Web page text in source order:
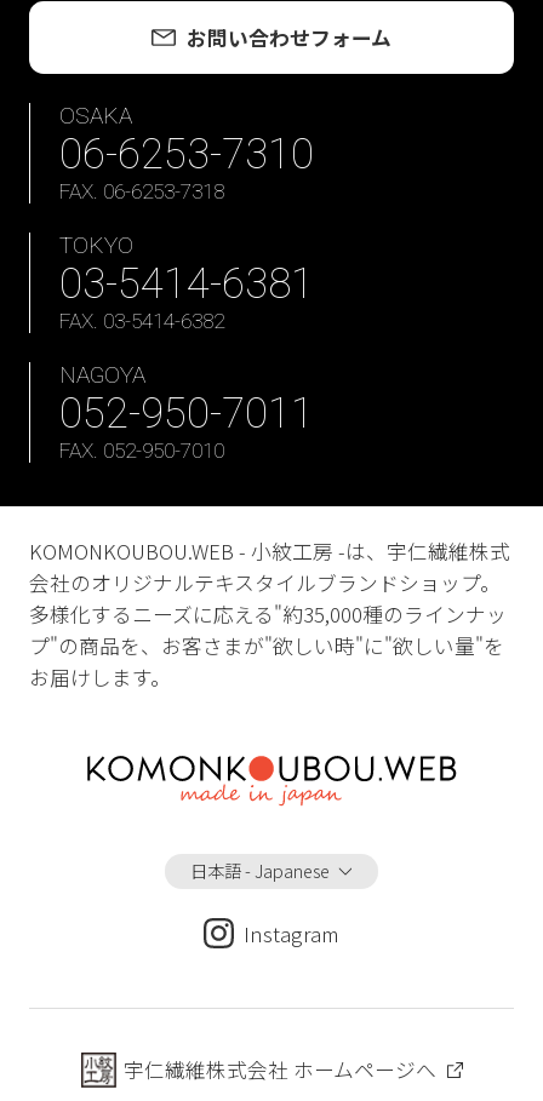
お問い合わせフォーム
OSAKA
06-6253-7310
FAX. 06-6253-7318
TOKYO
03-5414-6381
FAX. 03-5414-6382
NAGOYA
052-950-7011
FAX. 052-950-7010
日本語 - Japanese
Instagram
KOMONKOUBOU.WEB - 小紋工房 -は、宇仁繊維株式
会社のオリジナルテキスタイルブランドショップ。
多様化するニーズに応える"約35,000種のラインナッ
プ"の商品を、お客さまが"欲しい時"に"欲しい量"を
お届けします。
宇仁繊維株式会社 ホームページへ